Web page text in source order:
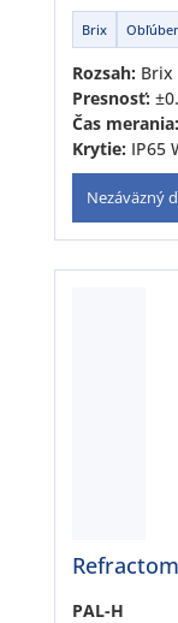
Brix
Rozsah: Brix
Presnosť:
Čas merania:
Krytie: IP65
Nezáväzný
PAL-H